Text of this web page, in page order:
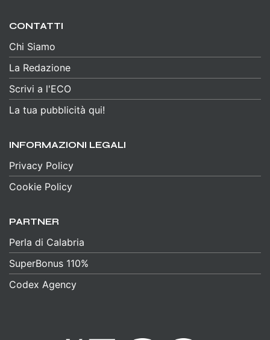
CONTATTI
Chi Siamo
La Redazione
Scrivi a l'ECO
La tua pubblicità qui!
INFORMAZIONI LEGALI
Privacy Policy
Cookie Policy
PARTNER
Perla di Calabria
SuperBonus 110%
Codex Agency